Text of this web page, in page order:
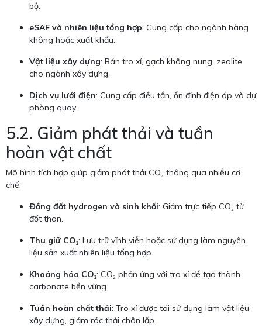
bộ.
eSAF và nhiên liệu tổng hợp: Cung cấp cho ngành hàng
không hoặc xuất khẩu.
Vật liệu xây dựng: Bán tro xỉ, gạch không nung, zeolite
cho ngành xây dựng.
Dịch vụ lưới điện: Cung cấp điều tần, ổn định điện áp và dự
phòng quay.
5.2. Giảm phát thải và tuần
hoàn vật chất
Mô hình tích hợp giúp giảm phát thải CO₂ thông qua nhiều cơ
chế:
Đồng đốt hydrogen và sinh khối: Giảm trực tiếp CO₂ từ
đốt than.
Thu giữ CO₂: Lưu trữ vĩnh viễn hoặc sử dụng làm nguyên
liệu sản xuất nhiên liệu tổng hợp.
Khoáng hóa CO₂: CO₂ phản ứng với tro xỉ để tạo thành
carbonate bền vững.
Tuần hoàn chất thải: Tro xỉ được tái sử dụng làm vật liệu
xây dựng, giảm rác thải chôn lấp.